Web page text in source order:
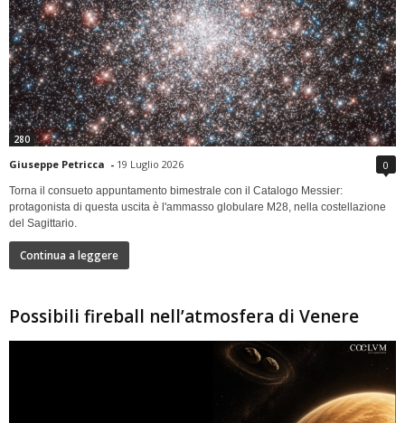
280
Giuseppe Petricca - 19 Luglio 2026 0
Torna il consueto appuntamento bimestrale con il Catalogo Messier:
protagonista di questa uscita è l'ammasso globulare M28, nella costellazione
del Sagittario.
Continua a leggere
Possibili fireball nell’atmosfera di Venere